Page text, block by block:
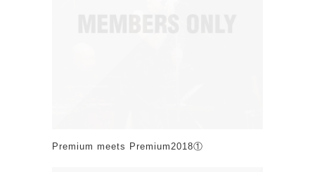
Premium meets Premium2018①